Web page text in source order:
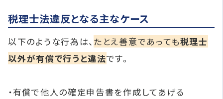
税理士法違反となる主なケース
以下のような行為は、 たとえ善意であっても税理士
以外が有償で行うと違法です。
・有償で他人の確定申告書を作成してあげる